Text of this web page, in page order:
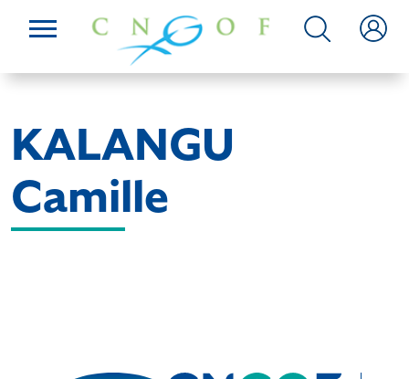
KALANGU
Camille